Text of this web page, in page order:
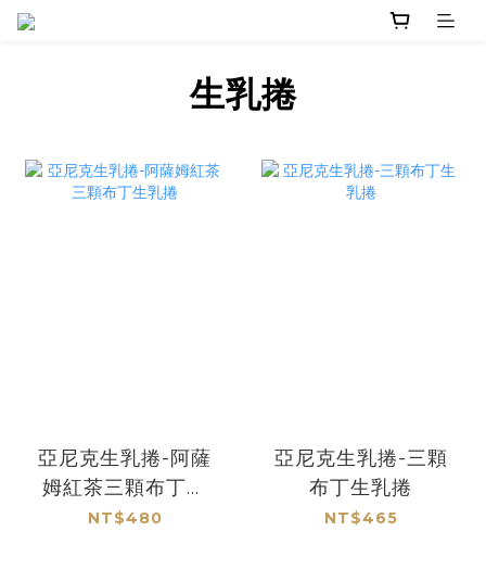
生乳捲
亞尼克生乳捲-阿薩
姆紅茶三顆布丁生
乳捲
NT$480
亞尼克生乳捲-三顆
布丁生乳捲
NT$465